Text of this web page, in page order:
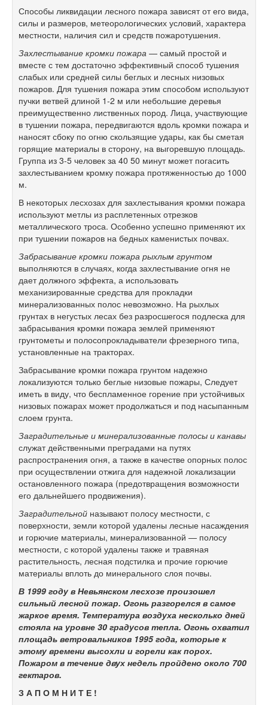
Способы ликвидации лесного пожара зависят от его вида,
силы и размеров, метеорологических условий, характера
местности, наличия сил и средств пожаротушения.
Захлестывание кромки пожара — самый простой и
вместе с тем достаточно эффективный способ тушения
слабых или средней силы беглых и лесных низовых
пожаров. Для тушения пожара этим способом используют
пучки ветвей длиной 1-2 м или небольшие деревья
преимущественно лиственных пород. Лица, участвующие
в тушении пожара, передвигаются вдоль кромки пожара и
наносят сбоку по огню скользящие удары, как бы сметая
горящие материалы в сторону, на выгоревшую площадь.
Группа из 3-5 человек за 40 50 минут может погасить
захлестыванием кромку пожара протяженностью до 1000
м.
В некоторых лесхозах для захлестывания кромки пожара
используют метлы из расплетенных отрезков
металлического троса. Особенно успешно применяют их
при тушении пожаров на бедных каменистых почвах.
Забрасывание кромки пожара рыхлым грунтом
выполняются в случаях, когда захлестывание огня не
дает должного эффекта, а использовать
механизированные средства для прокладки
минерализованных полос невозможно. На рыхлых
грунтах в негустых лесах без разросшегося подлеска для
забрасывания кромки пожара землей применяют
грунтометы и полосопрокладыватели фрезерного типа,
установленные на тракторах.
Забрасывание кромки пожара грунтом надежно
локализуются только беглые низовые пожары, Следует
иметь в виду, что беспламенное горение при устойчивых
низовых пожарах может продолжаться и под насыпанным
слоем грунта.
Заградительные и минерализованные полосы и канавы
служат действенными преградами на путях
распространения огня, а также в качестве опорных полос
при осуществлении отжига для надежной локализации
остановленного пожара (предотвращения возможности
его дальнейшего продвижения).
Заградительной называют полосу местности, с
поверхности, земли которой удалены лесные насаждения
и горючие материалы, минерализованной — полосу
местности, с которой удалены также и травяная
растительность, лесная подстилка и прочие горючие
материалы вплоть до минерального слоя почвы.
В 1999 году в Невьянском лесхозе произошел
сильный лесной пожар. Огонь разгорелся в самое
жаркое время. Температура воздуха несколько дней
стояла на уровне 30 градусов тепла. Огонь охватил
площадь ветровальников 1995 года, которые к
этому времени высохли и горели как порох.
Пожаром в течение двух недель пройдено около 700
гектаров.
З А П О М Н И Т Е !